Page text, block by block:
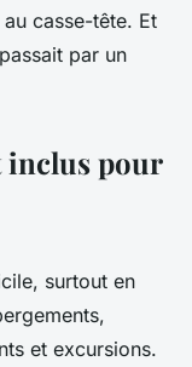
casse-tête. Et
par un
pour
surtout en
et excursions.